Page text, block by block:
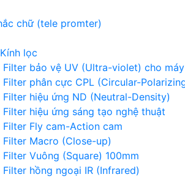
chữ (tele promter)
lọc
Filter bảo vệ UV (Ultra-violet) cho
Filter phân cực CPL (Circular-
Filter hiệu ứng ND (Neutral-Density)
Filter hiệu ứng sáng tạo nghệ thuật
Filter Fly cam-Action cam
Filter Macro (Close-up)
Filter Vuông (Square) 100mm
Filter hồng ngoại IR (Infrared)